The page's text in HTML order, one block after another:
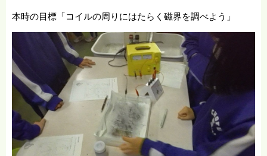
本時の目標「コイルの周りにはたらく磁界を調べよう」